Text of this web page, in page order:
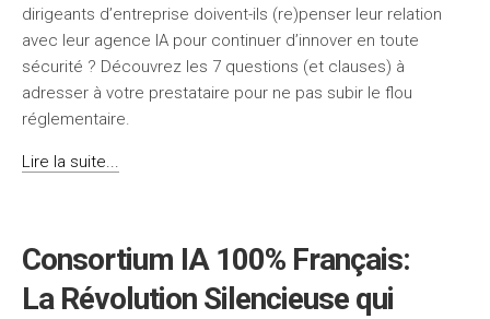
dirigeants d’entreprise doivent-ils (re)penser leur relation
avec leur agence IA pour continuer d’innover en toute
sécurité ? Découvrez les 7 questions (et clauses) à
adresser à votre prestataire pour ne pas subir le flou
réglementaire.
Lire la suite...
Consortium IA 100% Français:
La Révolution Silencieuse qui